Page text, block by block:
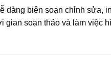
dàng biên soạn chỉnh sửa,
gian soạn thảo và làm việc